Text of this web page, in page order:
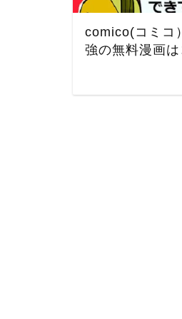
comico(コミコ
強の無料漫画は